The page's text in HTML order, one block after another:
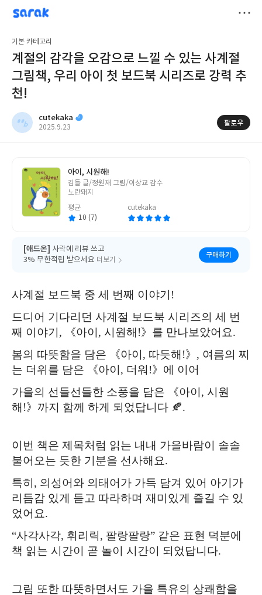
sarak
cutekaka
기본 카테고리
계절의 감각을 오감으로 느낄 수 있는 사계절
그림책, 우리 아이 첫 보드북 시리즈로 강력 추
천!
cutekaka
작
2025.9.23
팔로우
아이, 시원해!
글
쓴
김들 글/정원재 그림/이상교 감수
노란돼지
평균
10 (7)
cutekaka
[애드온] 사락에 리뷰 쓰고
3% 무한적립 받으세요 더보기
구매하기
사계절 보드북 중 세 번째 이야기!
드디어 기다리던 사계절 보드북 시리즈의 세 번
째 이야기, 《아이, 시원해!》를 만나보았어요.
봄의 따뜻함을 담은 《아이, 따듯해!》, 여름의 찌
는 더위를 담은 《아이, 더워!》에 이어
가을의 선들선들한 소풍을 담은 《아이, 시원
해!》까지 함께 하게 되었답니다 🍂.
이번 책은 제목처럼 읽는 내내 가을바람이 솔솔
불어오는 듯한 기분을 선사해요.
특히, 의성어와 의태어가 가득 담겨 있어 아기가
리듬감 있게 듣고 따라하며 재미있게 즐길 수 있
었어요.
“사각사각, 휘리릭, 팔랑팔랑” 같은 표현 덕분에
책 읽는 시간이 곧 놀이 시간이 되었답니다.
그림 또한 따뜻하면서도 가을 특유의 상쾌함을